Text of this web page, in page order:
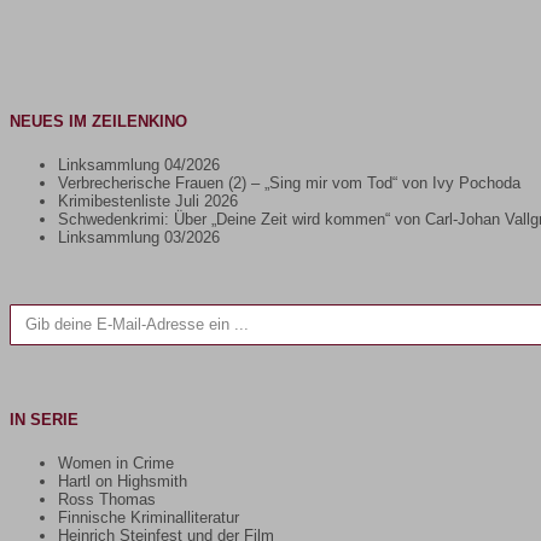
NEUES IM ZEILENKINO
Linksammlung 04/2026
Verbrecherische Frauen (2) – „Sing mir vom Tod“ von Ivy Pochoda
Krimibestenliste Juli 2026
Schwedenkrimi: Über „Deine Zeit wird kommen“ von Carl-Johan
Linksammlung 03/2026
Gib deine E-Mail-Adresse ein ...
IN SERIE
Women in Crime
Hartl on Highsmith
Ross Thomas
Finnische Kriminalliteratur
Heinrich Steinfest und der Film